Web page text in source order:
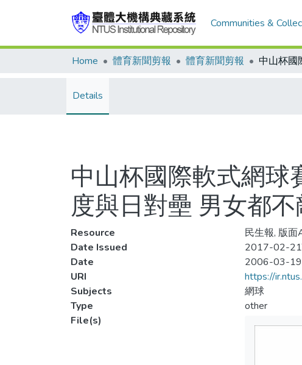
Communities &
Home 體育新聞剪報 體育新聞剪報
Details
中山杯國際軟式網球
度與日對壘 男女都
Resource
民生報, 版面
Date Issued
2017-02-
Date
2006-03-19
URI
https://
Subjects
網球
Type
other
File(s)